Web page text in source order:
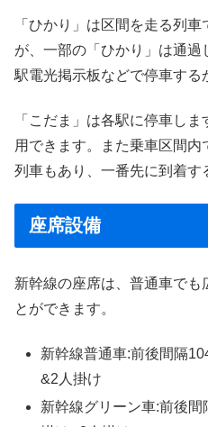
「ひかり」は区間を走る列
が、一部の「ひかり」は通
駅電光掲示板などで停車する
「こだま」は各駅に停車し
用できます。また乗車区間
列車もあり、一番先に到着す
座席設備
新幹線の座席は、普通車でも
とができます。
新幹線普通車:前後間隔
&2人掛け
新幹線グリーン車:前後間